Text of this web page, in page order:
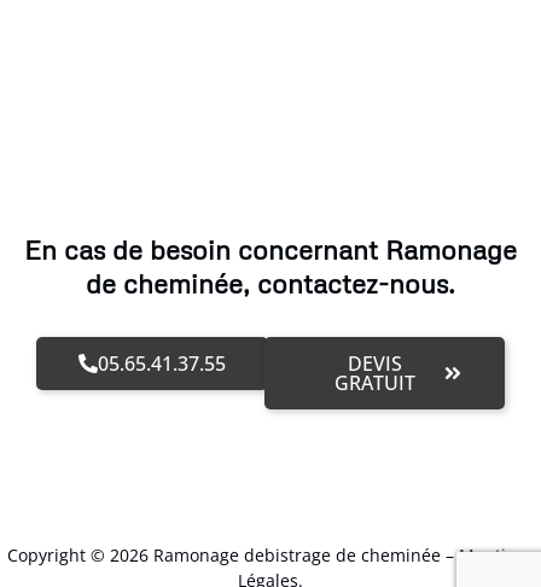
En cas de besoin concernant Ramonage
de cheminée, contactez-nous.
05.65.41.37.55 DEVIS
GRATUIT
Copyright © 2026 Ramonage debistrage de cheminée –Mentions
Légales.